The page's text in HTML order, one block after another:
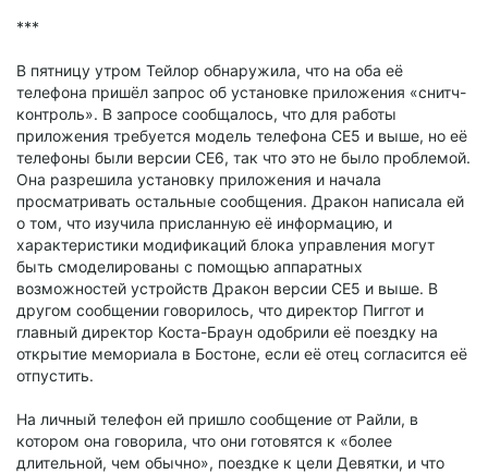
***
В пятницу утром Тейлор обнаружила, что на оба её
телефона пришёл запрос об установке приложения «снитч-
контроль». В запросе сообщалось, что для работы
приложения требуется модель телефона CE5 и выше, но её
телефоны были версии CE6, так что это не было проблемой.
Она разрешила установку приложения и начала
просматривать остальные сообщения. Дракон написала ей
о том, что изучила присланную её информацию, и
характеристики модификаций блока управления могут
быть смоделированы с помощью аппаратных
возможностей устройств Дракон версии CE5 и выше. В
другом сообщении говорилось, что директор Пиггот и
главный директор Коста-Браун одобрили её поездку на
открытие мемориала в Бостоне, если её отец согласится её
отпустить.
На личный телефон ей пришло сообщение от Райли, в
котором она говорила, что они готовятся к «более
длительной, чем обычно», поездке к цели Девятки, и что